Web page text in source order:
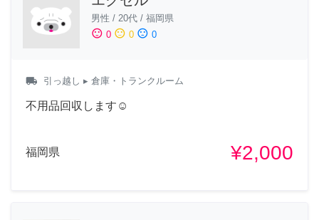
男性 / 20代 / 福岡県
sentiment_satisfied 0 sentiment_neutral 0 sentiment_dissatisfied 0
local_shipping 引っ越し ▸ 倉庫・トランクルーム
不用品回収します☺️
福岡県 ¥2,000